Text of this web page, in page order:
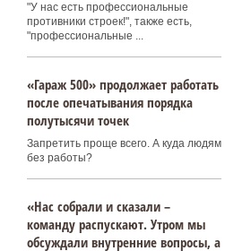
"У нас есть профессиональные
противники строек!", также есть,
"профессиональные ...
«Гараж 500» продолжает работать
после опечатывания порядка
полутысячи точек
Запретить проще всего. А куда людям
без работы?
«Нас собрали и сказали –
команду распускают. Утром мы
обсуждали внутренние вопросы, а